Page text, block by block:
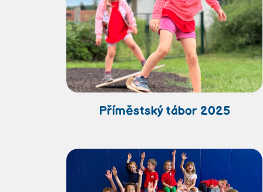
Příměstský tábor 2025